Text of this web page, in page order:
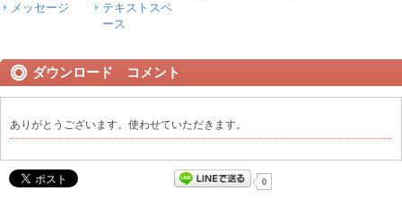
メッセージ
テキストスペ
ース
ダウンロード コメント
ありがとうございます。使わせていただきます。
0